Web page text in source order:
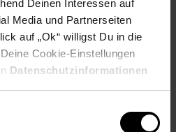
Deinen Interessen auf
Media und Partnerseiten
auf „Ok“ willigst Du in die
Cookie-Einstellungen
Datenschutzinformationen
Fläche frei von Unkraut und
die Wurzeln der Pflanzen direkt
Überlappung von 10-15cm
können das Unkrautvlies mit
zuschneiden. Das Vlies ist